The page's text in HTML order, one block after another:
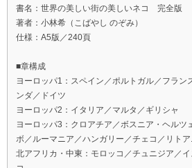
書名：世界の美しい街の美しいネコ 完全版
著者：小林希（こばやし のぞみ）
仕様：A5版／240頁
■章構成
ヨーロッパ1：スペイン／ポルトガル／フラン
ンダ／ドイツ
ヨーロッパ2：イタリア／マルタ／ギリシャ
ヨーロッパ3：クロアチア／ボスニア・ヘルツ
ボ／ルーマニア／ハンガリー／チェコ／リトア
北アフリカ・中東：モロッコ／チュニジア／